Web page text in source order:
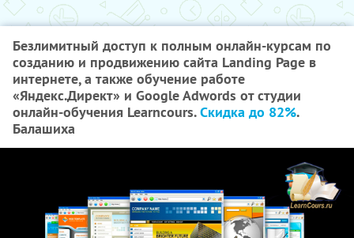
Безлимитный доступ к полным онлайн-курсам по
созданию и продвижению сайта Landing Page в
интернете, а также обучение работе
«Яндекс.Директ» и Google Adwords от студии
онлайн-обучения Learncours.Скидка до 82%.
Балашиха